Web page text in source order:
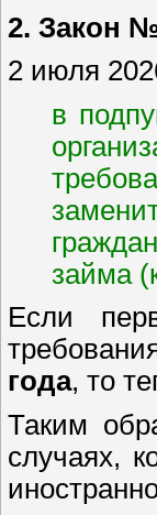
2. Закон №
2 июля
в
займа
Если
года, то
Таким
случаях,